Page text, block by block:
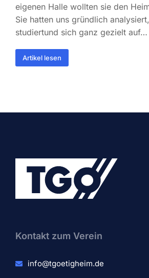
eigenen Halle wollten sie den
Sie hatten uns gründlich
studiertund sich ganz gezielt auf…
Artikel lesen
Kontakt zum Verein​
info@tgoetigheim.de